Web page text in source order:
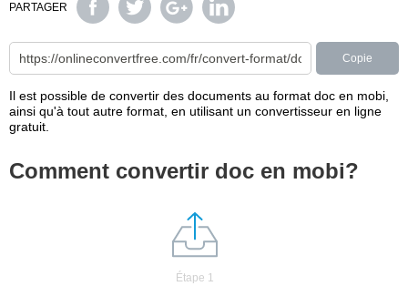
PARTAGER
Copie
Il est possible de convertir des documents au format doc en mobi,
ainsi qu'à tout autre format, en utilisant un convertisseur en ligne
gratuit.
Comment convertir doc en mobi?
Étape 1